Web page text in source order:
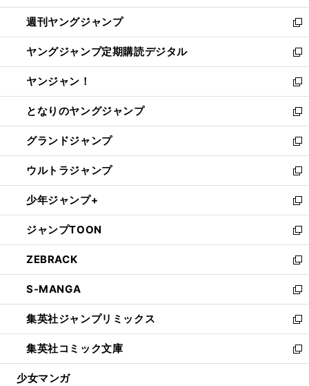
開
く
ウ
で
開
く
ン
ド
ウ
で
開
く
ウ
ィ
ン
ド
ウ
で
開
く
週刊ヤングジャンプ
新
し
い
ウ
ィ
ン
ド
ウ
で
開
く
ヤングジャンプ定期購読デジタル
新
し
い
ウ
ィ
ン
ド
ウ
で
開
く
ヤンジャン！
新
し
い
ウ
ィ
ン
ド
ウ
で
開
く
となりのヤングジャンプ
新
し
い
ウ
ィ
ン
ド
ウ
で
開
く
グランドジャンプ
新
し
い
ウ
ィ
ン
ド
ウ
で
開
く
ウルトラジャンプ
新
し
い
ウ
ィ
ン
ド
ウ
で
開
く
少年ジャンプ+
新
し
い
ウ
ィ
ン
ド
ウ
で
開
く
ジャンプTOON
新
し
い
ウ
ィ
ン
ド
ウ
で
開
ZEBRACK
新
し
い
ウ
ィ
ン
ド
ウ
S-MANGA
新
し
い
ウ
ィ
ン
集英社ジャンプリミックス
新
し
い
ウ
集英社コミック文庫
新
し
少女マンガ